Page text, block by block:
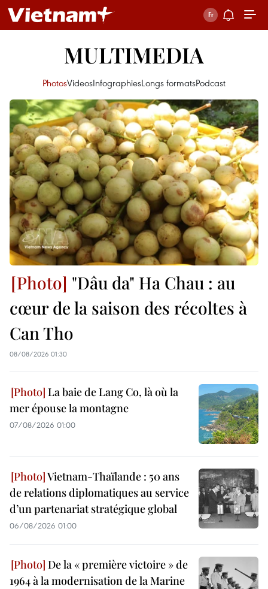
MULTIMEDIA
PhotosVideosInfographiesLongs formatsPodcast
"Dâu da" Ha Chau : au
cœur de la saison des récoltes à
Can Tho
08/08/2026 01:30
La baie de Lang Co, là où la
mer épouse la montagne
07/08/2026 01:00
Vietnam-Thaïlande : 50 ans
de relations diplomatiques au service
d’un partenariat stratégique global
06/08/2026 01:00
De la « première victoire » de
1964 à la modernisation de la Marine